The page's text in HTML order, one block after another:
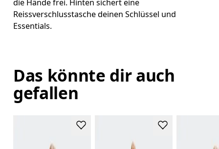
die Hände frei. Hinten sichert eine
Reissverschlusstasche deinen Schlüssel und
Essentials.
Das könnte dir auch
gefallen